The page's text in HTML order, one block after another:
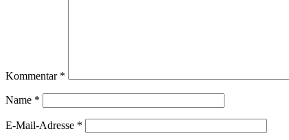
Kommentar *
Name *
E-Mail-Adresse *